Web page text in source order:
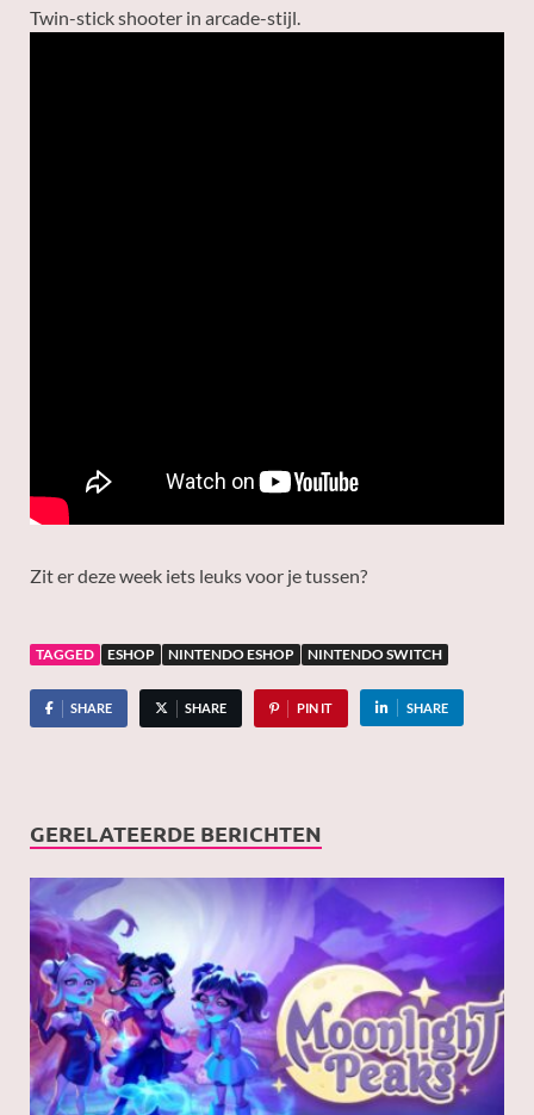
Twin-stick shooter in arcade-stijl.
Zit er deze week iets leuks voor je tussen?
TAGGED ESHOP NINTENDO ESHOP NINTENDO SWITCH
SHARE SHARE PIN IT SHARE
GERELATEERDE BERICHTEN